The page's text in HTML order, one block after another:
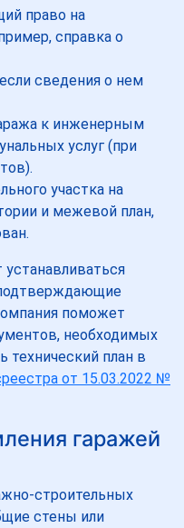
право на
справка о
сведения о нем
к инженерным
услуг (при
участка на
и межевой план,
поможет
необходимых
технический план в
от 15.03.2022 №
гаражей
строительных
стены или